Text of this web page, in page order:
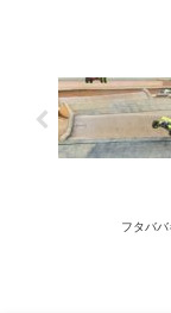
フタバ